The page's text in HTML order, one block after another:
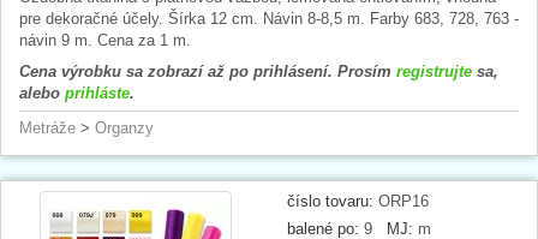
pre dekoračné účely. Šírka 12 cm. Návin 8-8,5 m. Farby 683, 728, 763 -
návin 9 m. Cena za 1 m.
Cena výrobku sa zobrazí až po prihlásení. Prosím registrujte sa,
alebo prihláste.
Metráže > Organzy
číslo tovaru: ORP16
balené po: 9 MJ: m